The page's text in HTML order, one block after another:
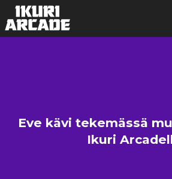
Eve kävi tekemässä
Ikuri